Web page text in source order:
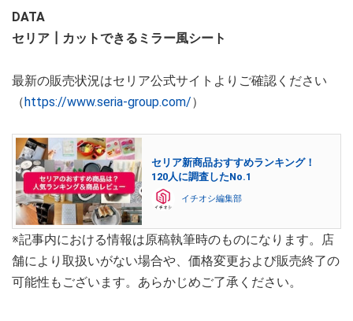
DATA
セリア┃カットできるミラー風シート
最新の販売状況はセリア公式サイトよりご確認ください
（ https://www.seria-group.com/）
セリア新商品おすすめランキング！
120人に調査したNo.1
イチオシ編集部
※記事内における情報は原稿執筆時のものになります。店
舗により取扱いがない場合や、価格変更および販売終了の
可能性もございます。あらかじめご了承ください。